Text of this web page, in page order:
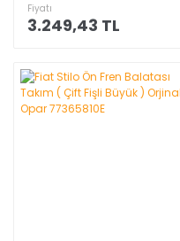
Fiyatı
3.249,43 TL